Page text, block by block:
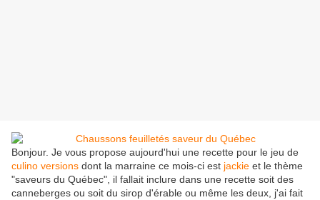
Bonjour. Je vous propose aujourd'hui une recette pour le jeu de
culino versions dont la marraine ce mois-ci est jackie et le thème
"saveurs du Québec", il fallait inclure dans une recette soit des
canneberges ou soit du sirop d'érable ou même les deux, j'ai fait